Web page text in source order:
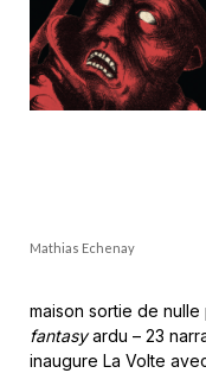
Mathias Echenay
maison sortie de
fantasyardu – 23
inaugure La Volte